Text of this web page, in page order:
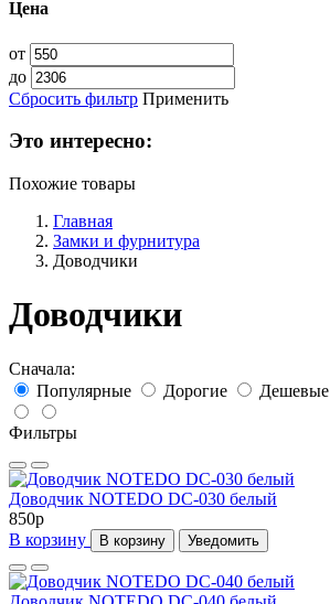
Цена
от
до
Сбросить фильтр Применить
Это интересно:
Похожие товары
Главная
Замки и фурнитура
Доводчики
Доводчики
Сначала:
Популярные
Дорогие Дешевые
Фильтры
Доводчик NOTEDO DC-030 белый
850p
В корзину
В корзину Уведомить